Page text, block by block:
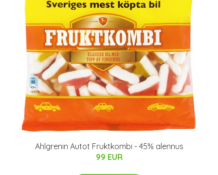
Ahlgrenin Autot Fruktkombi - 45% alennus
99 EUR